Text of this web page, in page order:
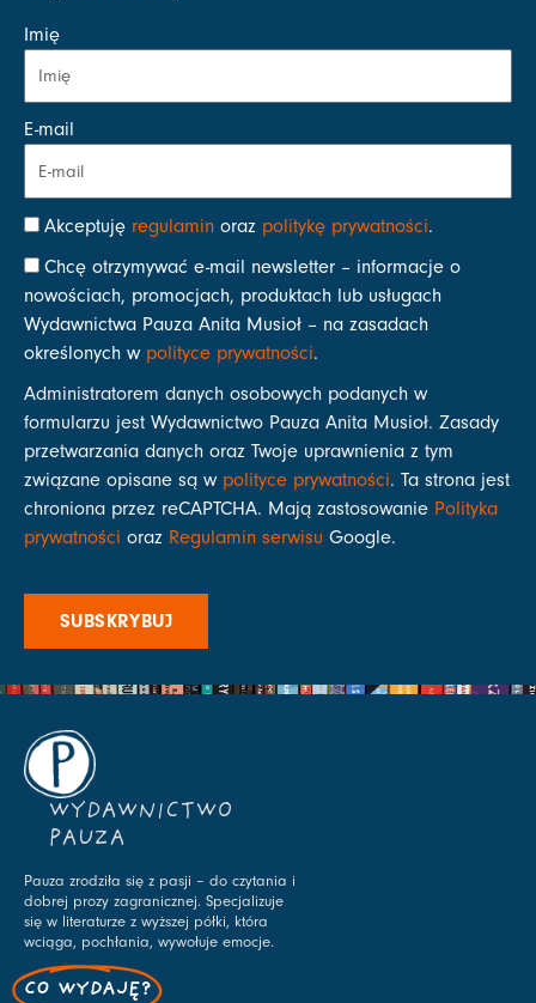
Imię
E-mail
Akceptuję regulamin oraz politykę prywatności.
Chcę otrzymywać e-mail newsletter – informacje o
nowościach, promocjach, produktach lub usługach
Wydawnictwa Pauza Anita Musioł – na zasadach
określonych w polityce prywatności.
Administratorem danych osobowych podanych w
formularzu jest Wydawnictwo Pauza Anita Musioł. Zasady
przetwarzania danych oraz Twoje uprawnienia z tym
związane opisane są w polityce prywatności. Ta strona jest
chroniona przez reCAPTCHA. Mają zastosowanie Polityka
prywatności oraz Regulamin serwisu Google.
SUBSKRYBUJ
WYDAWNICTWO
PAUZA
Pauza zrodziła się z pasji – do czytania i
dobrej prozy zagranicznej. Specjalizuje
się w literaturze z wyższej półki, która
wciąga, pochłania, wywołuje emocje.
CO WYDAJĘ?